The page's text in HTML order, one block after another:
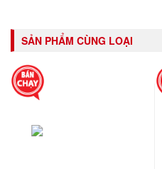
SẢN PHẨM CÙNG LOẠI